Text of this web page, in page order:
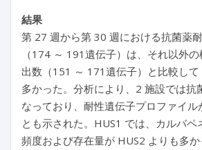
結果
第 27 週から第 30 週における抗菌薬
（174 ～ 191遺伝子）は、それ以外
出数（151 ～ 171遺伝子）と比較し
多かった。分析により、2 施設では抗
なっており、耐性遺伝子プロファイル
とも示された。HUS1 では、カルバペ
頻度および存在量が HUS2 よりも多